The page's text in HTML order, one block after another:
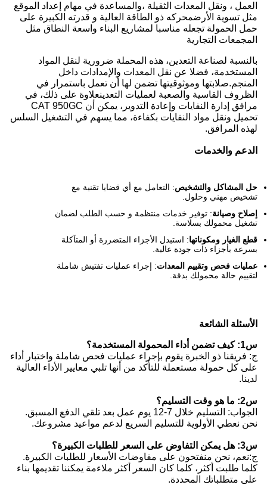
العمل ، ونقل المعدات الثقيلة ،والمساعدة في مهام إعداد الموقع
مثل تسوية الأرضمحركه ذو الطاقة العالية و قدرته الكبيرة على
حمل الحمولة تجعله مناسبا لمشاريع البناء واسعة النطاق مثل
المجمعات التجارية
بالنسبة لصناعة التعدين، هذه المحملة ضرورية لنقل المواد
المستخدمة، فضلا عن نقل المعدات والإمدادات داخل
المنجم.صلابتها وموثوقيتها تضمن لها أن تعمل باستمرار في
الظروف القاسية والصعبة لعمليات التعدينعلاوة على ذلك، في
مرافق إدارة النفايات وإعادة التدوير، يمكن أن CAT 950GC
تحميل ونقل مواد النفايات بكفاءة، مما يسهم في التشغيل السلس
لهذه المرافق.
الدعم والخدمات
حل المشاكل والتشخيص: التعامل مع أي قضايا تقنية مع
تشخيص مهني وحلول.
إصلاح وصيانة: توفير خدمات منتظمة و حسب الطلب لضمان
تشغيل محمولك بسلاسة.
قطع الغيار ومكوناتها: استبدل الأجزاء المتضررة أو المتآكلة
بسرعة بأجزاء ذات جودة عالية.
عمليات فحص وتقييم المعدات: إجراء عمليات تفتيش شاملة
لتقييم حالة محمولك بدقة.
الأسئلة الشائعة
س1: كيف تضمن أداء المحمولة المستخدمة؟
ج: فريقنا ذو الخبرة يقوم بإجراء عمليات فحص شاملة واختبار أداء
على كل حمولة مستعملة للتأكد من أنها تلبي معايير الأداء العالية
لدينا.
س2: ما هو وقت التسليم؟
الجواب: التسليم خلال 7-12 يوم عمل بعد تلقي الدفع المسبق.
نحن نعطي الأولوية للتسليم السريع لدعم مواعيد مشروعك.
س3: هل يمكن التفاوض على السعر للطلبات الكبيرة؟
ج:نعم، نحن منفتحون على مفاوضات الأسعار للطلبات الكبيرة.
كلما طلبت أكثر، كلما كان السعر أكثر ملاءمة يمكننا تقديمها بناء
على متطلباتك المحددة.